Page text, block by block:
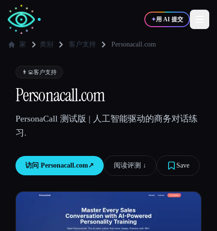
✦用 AI 提交
✍️写作者
💻
🎓
家 类别 客户支持 Personacall.com
👨‍💻客户支持
Personacall.com
PersonaCall 测试版 | 人工智能驱动的商务对话练
习.
访问 Personacall.com↗︎ 阅读评测 ↓︎ Save